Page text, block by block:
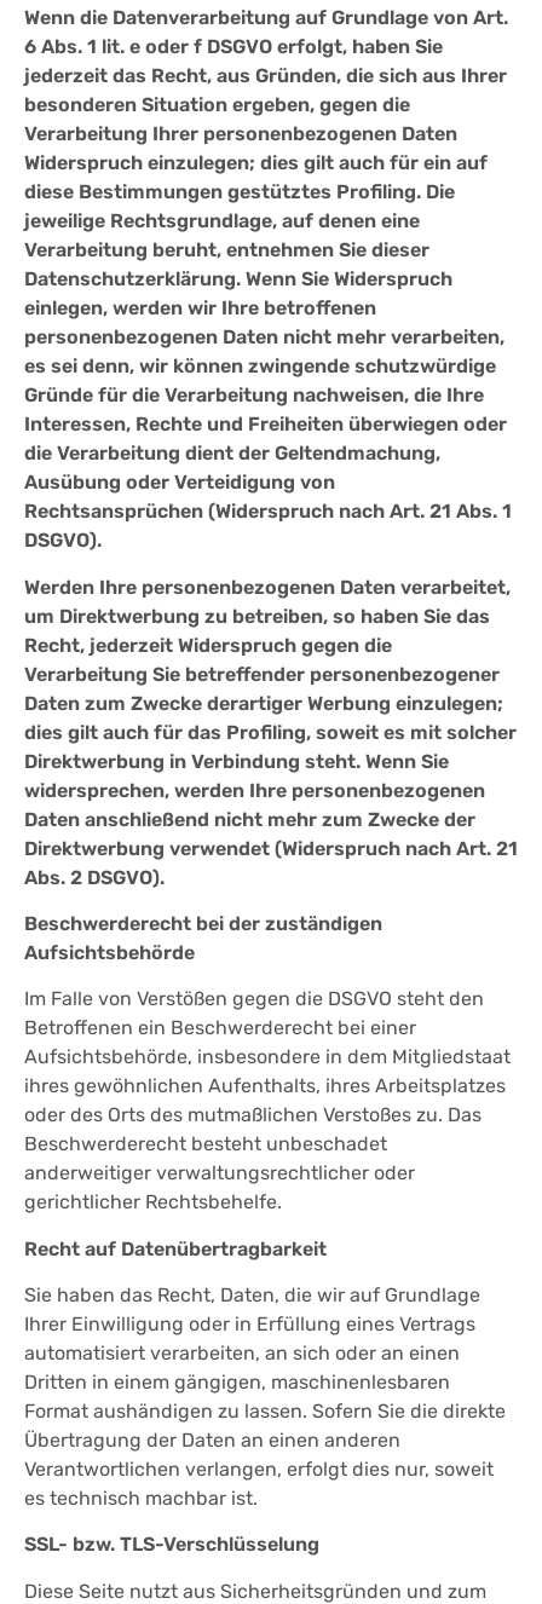
Wenn die Datenverarbeitung auf Grundlage von Art.
6 Abs. 1 lit. e oder f DSGVO erfolgt, haben Sie
jederzeit das Recht, aus Gründen, die sich aus Ihrer
besonderen Situation ergeben, gegen die
Verarbeitung Ihrer personenbezogenen Daten
Widerspruch einzulegen; dies gilt auch für ein auf
diese Bestimmungen gestütztes Profiling. Die
jeweilige Rechtsgrundlage, auf denen eine
Verarbeitung beruht, entnehmen Sie dieser
Datenschutzerklärung. Wenn Sie Widerspruch
einlegen, werden wir Ihre betroffenen
personenbezogenen Daten nicht mehr verarbeiten,
es sei denn, wir können zwingende schutzwürdige
Gründe für die Verarbeitung nachweisen, die Ihre
Interessen, Rechte und Freiheiten überwiegen oder
die Verarbeitung dient der Geltendmachung,
Ausübung oder Verteidigung von
Rechtsansprüchen (Widerspruch nach Art. 21 Abs. 1
DSGVO).
Werden Ihre personenbezogenen Daten verarbeitet,
um Direktwerbung zu betreiben, so haben Sie das
Recht, jederzeit Widerspruch gegen die
Verarbeitung Sie betreffender personenbezogener
Daten zum Zwecke derartiger Werbung einzulegen;
dies gilt auch für das Profiling, soweit es mit solcher
Direktwerbung in Verbindung steht. Wenn Sie
widersprechen, werden Ihre personenbezogenen
Daten anschließend nicht mehr zum Zwecke der
Direktwerbung verwendet (Widerspruch nach Art. 21
Abs. 2 DSGVO).
Beschwerderecht bei der zuständigen
Aufsichtsbehörde
Im Falle von Verstößen gegen die DSGVO steht den
Betroffenen ein Beschwerderecht bei einer
Aufsichtsbehörde, insbesondere in dem Mitgliedstaat
ihres gewöhnlichen Aufenthalts, ihres Arbeitsplatzes
oder des Orts des mutmaßlichen Verstoßes zu. Das
Beschwerderecht besteht unbeschadet
anderweitiger verwaltungsrechtlicher oder
gerichtlicher Rechtsbehelfe.
Recht auf Datenübertragbarkeit
Sie haben das Recht, Daten, die wir auf Grundlage
Ihrer Einwilligung oder in Erfüllung eines Vertrags
automatisiert verarbeiten, an sich oder an einen
Dritten in einem gängigen, maschinenlesbaren
Format aushändigen zu lassen. Sofern Sie die direkte
Übertragung der Daten an einen anderen
Verantwortlichen verlangen, erfolgt dies nur, soweit
es technisch machbar ist.
SSL- bzw. TLS-Verschlüsselung
Diese Seite nutzt aus Sicherheitsgründen und zum